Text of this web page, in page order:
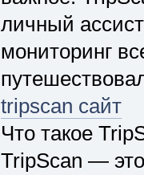
личный
мониторинг
tripscan сайт
Что такое
TripScan —